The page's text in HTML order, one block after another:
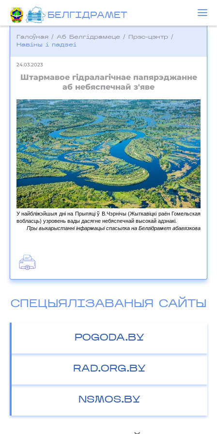
БЕЛГIДРAМЕТ
Галоўная / Аб Белгідрамеце / Прэс-цэнтр /
Навіны і падзеі
24.03.2023
Штармавое гідралагічнае папярэджанне
аб небяспечнай з'яве
У найбліжэйшыя дні на Прыпяці ў В.Чэрнічы (Жыткавіцкі раён Гомельская
вобласць) узровень вады дасягне небяспечнай высокай адзнакі.
Пры выкарыстанні інфармацыі спасылка на Белгідрамет абавязкова
СПЕЦЫЯЛІЗАВАНЫЯ САЙТЫ
POGODA.BY
RAD.ORG.BY
NSMOS.BY